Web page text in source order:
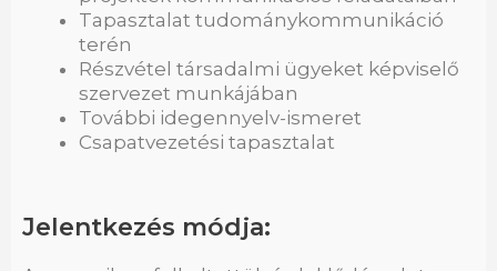
Tapasztalat tudománykommunikáció
terén
Részvétel társadalmi ügyeket képviselő
szervezet munkájában
További idegennyelv-ismeret
Csapatvezetési tapasztalat
Jelentkezés módja: